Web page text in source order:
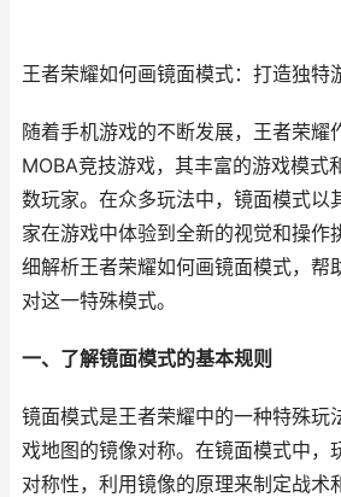
王者荣耀如何画镜面模式：打造独特
随着手机游戏的不断发展，王者荣耀
MOBA竞技游戏，其丰富的游戏模式
数玩家。在众多玩法中，镜面模式以
家在游戏中体验到全新的视觉和操作
细解析王者荣耀如何画镜面模式，帮
对这一特殊模式。
一、了解镜面模式的基本规则
镜面模式是王者荣耀中的一种特殊玩
戏地图的镜像对称。在镜面模式中，
对称性，利用镜像的原理来制定战术